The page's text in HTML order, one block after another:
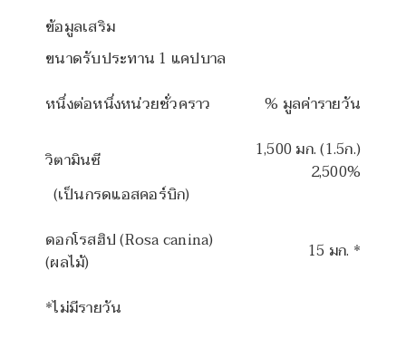
ข้อมูลเสริม
ขนาดรับประทาน 1 แคปบาล
หนึ่งต่อหนึ่งหน่วยชั่วคราว
% มูลค่ารายวัน
วิตามินซี
1,500 มก. (1.5ก.)
2,500%
(เป็นกรดแอสคอร์บิก)
ดอกโรสฮิป (Rosa canina)
(ผลไม้)
15 มก. *
*ไม่มีรายวัน